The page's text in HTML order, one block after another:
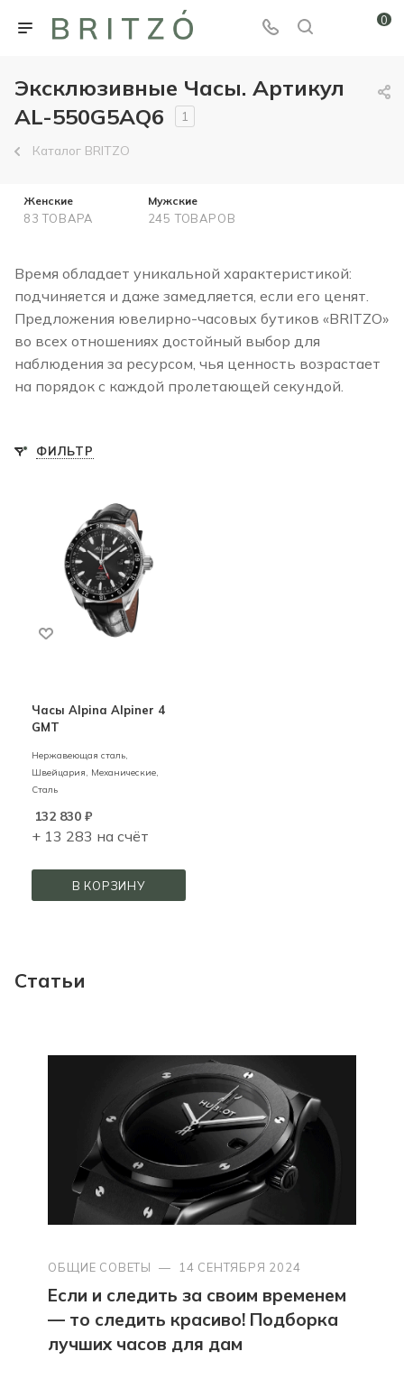
0
Эксклюзивные Часы. Артикул
AL-550G5AQ6
1
Каталог BRITZO
Женские
83 ТОВАРА
Мужские
245 ТОВАРОВ
Время обладает уникальной характеристикой:
подчиняется и даже замедляется, если его ценят.
Предложения ювелирно-часовых бутиков «BRITZO»
во всех отношениях достойный выбор для
наблюдения за ресурсом, чья ценность возрастает
на порядок с каждой пролетающей секундой.
ФИЛЬТР
Часы Alpina Alpiner 4
GMT
Нержавеющая сталь,
Швейцария, Механические,
Сталь
132 830 ₽
+ 13 283 на счёт
В КОРЗИНУ
Статьи
ОБЩИЕ СОВЕТЫ — 14 СЕНТЯБРЯ 2024
Если и следить за своим временем
— то следить красиво! Подборка
лучших часов для дам